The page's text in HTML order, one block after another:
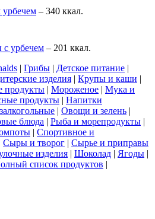
– 340 ккал.
с урбечем – 201 ккал.
| Грибы | Детское питание |
изделия | Крупы и каши |
продукты | Мороженое | Мука и
продукты | Напитки
| Овощи и зелень |
блюда | Рыба и морепродукты |
| Спортивное и
Сыры и творог | Сырье и приправы
изделия | Шоколад | Ягоды |
список продуктов |